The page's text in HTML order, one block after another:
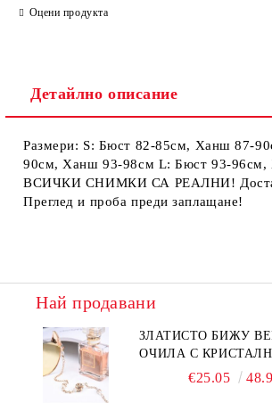
Оцени продукта
Детайлно описание
Размери: S: Бюст 82-85см, Ханш 87-
90см, Ханш 93-98см L: Бюст 93-96см,
ВСИЧКИ СНИМКИ СА РЕАЛНИ!
Преглед и проба преди заплащане!
Най продавани
ЗЛАТИСТО БИЖУ
ОЧИЛА С
€25.05